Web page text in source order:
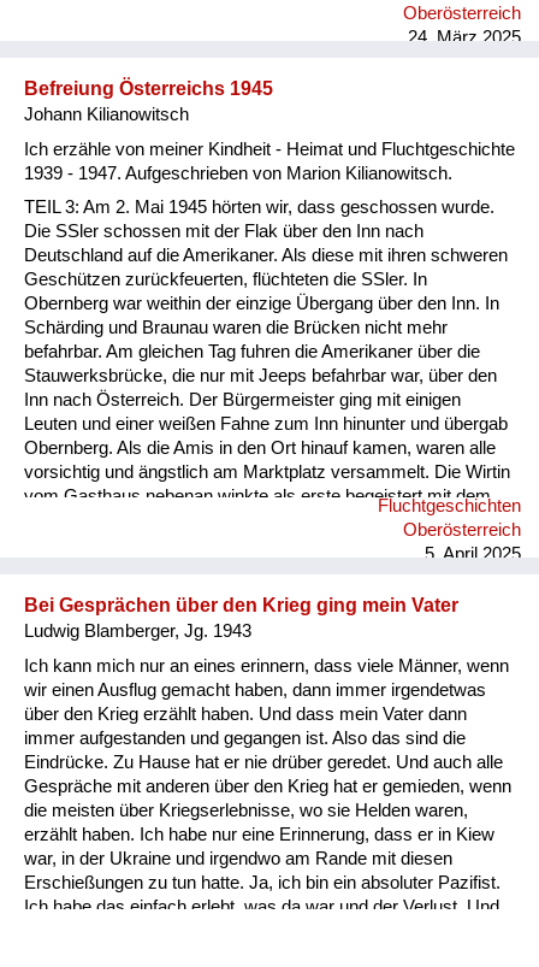
Oberösterreich
24. März 2025
Befreiung Österreichs 1945
Johann Kilianowitsch
Ich erzähle von meiner Kindheit - Heimat und Fluchtgeschichte
1939 - 1947. Aufgeschrieben von Marion Kilianowitsch.
TEIL 3: Am 2. Mai 1945 hörten wir, dass geschossen wurde.
Die SSler schossen mit der Flak über den Inn nach
Deutschland auf die Amerikaner. Als diese mit ihren schweren
Geschützen zurückfeuerten, flüchteten die SSler. In
Obernberg war weithin der einzige Übergang über den Inn. In
Schärding und Braunau waren die Brücken nicht mehr
befahrbar. Am gleichen Tag fuhren die Amerikaner über die
Stauwerksbrücke, die nur mit Jeeps befahrbar war, über den
Inn nach Österreich. Der Bürgermeister ging mit einigen
Leuten und einer weißen Fahne zum Inn hinunter und übergab
Obernberg. Als die Amis in den Ort hinauf kamen, waren alle
vorsichtig und ängstlich am Marktplatz versammelt. Die Wirtin
vom Gasthaus nebenan winkte als erste begeistert mit dem
Taschentuch. Ab diesem Zeitpunkt waren die Menschen in
Österreich nicht mehr so freundlich und hilfsbereit zu uns
als „s’Gfrastleut, Banatergfrast schaut's, dass wieder
weiterkommt’s. Warum...
Fluchtgeschichten
Oberösterreich
5. April 2025
Bei Gesprächen über den Krieg ging mein Vater
Ludwig Blamberger, Jg. 1943
Ich kann mich nur an eines erinnern, dass viele Männer, wenn
wir einen Ausflug gemacht haben, dann immer irgendetwas
über den Krieg erzählt haben. Und dass mein Vater dann
immer aufgestanden und gegangen ist. Also das sind die
Eindrücke. Zu Hause hat er nie drüber geredet. Und auch alle
Gespräche mit anderen über den Krieg hat er gemieden, wenn
die meisten über Kriegserlebnisse, wo sie Helden waren,
erzählt haben. Ich habe nur eine Erinnerung, dass er in Kiew
war, in der Ukraine und irgendwo am Rande mit diesen
Erschießungen zu tun hatte. Ja, ich bin ein absoluter Pazifist.
Ich habe das einfach erlebt, was da war und der Verlust. Und